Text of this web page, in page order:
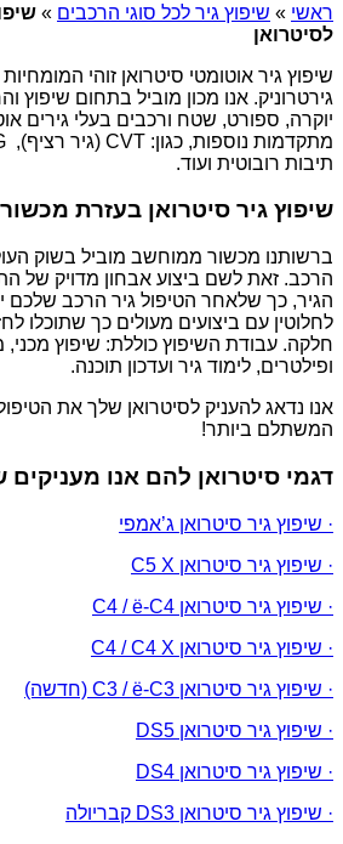
ראשי » שיפוץ גיר לכל סוגי הרכבים »
לסיטרואן
שיפוץ גיר אוטומטי סיטרואן זוהי
גירטרוניק. אנו מכון מוביל בתחום שיפוץ
יוקרה, ספורט, שטח ורכבים בעלי גירים
תיבות רובוטית ועוד.
שיפוץ גיר סיטרואן בעזרת
ברשותנו מכשור ממוחשב מוביל בשוק
הרכב. זאת לשם ביצוע אבחון מדויק של
הגיר, כך שלאחר הטיפול גיר הרכב שלכם
לחלוטין עם ביצועים מעולים כך שתוכלו
חלקה. עבודת השיפוץ כוללת: שיפוץ מכני,
ופילטרים, לימוד גיר ועדכון תוכנה.
אנו נדאג להעניק לסיטרואן שלך את
המשתלם ביותר!
דגמי סיטרואן להם אנו מעניקים
· שיפוץ גיר סיטרואן ג’אמפי
· שיפוץ גיר סיטרואן C5 X
· שיפוץ גיר סיטרואן C4 / ë-C4
· שיפוץ גיר סיטרואן C4 / C4 X
· שיפוץ גיר סיטרואן C3 / ë-C3 (חדשה)
· שיפוץ גיר סיטרואן DS5
· שיפוץ גיר סיטרואן DS4
· שיפוץ גיר סיטרואן DS3 קבריולה